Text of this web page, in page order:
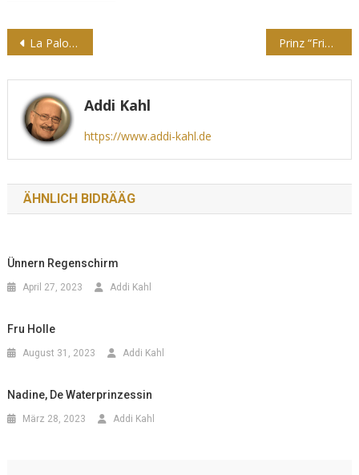
Beitragsnavigation
La Paloma Prinz “Fridolin” wull nich küssen
Addi Kahl
https://www.addi-kahl.de
ÄHNLICH BIDRÄÄG
Ünnern Regenschirm
April 27, 2023 Addi Kahl
Fru Holle
August 31, 2023 Addi Kahl
Nadine, De Waterprinzessin
März 28, 2023 Addi Kahl